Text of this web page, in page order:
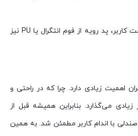
برای راحتی قرارگیری دست کاربر، پد رویه از فوم انتگرال یا PU نیز
اهمیت زیادی دارد. چرا که در راحتی و
زیادی می‌گذارد. بنابراین همیشه قبل از
صندلی با اندام کاربر مطمئن شد. به همین